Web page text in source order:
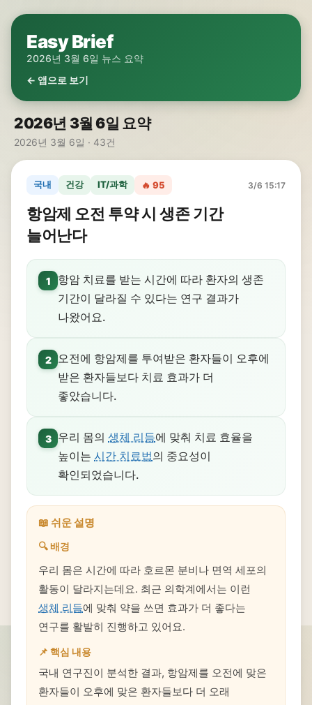
Easy Brief
2026년 3월 6일 뉴스 요약
← 앱으로 보기
2026년 3월 6일 요약
2026년 3월 6일 · 43건
국내 건강 IT/과학 🔥 95 3/6 15:17
항암제 오전 투약 시 생존 기간
늘어난다
1
항암 치료를 받는 시간에 따라 환자의 생존
기간이 달라질 수 있다는 연구 결과가
나왔어요.
2
오전에 항암제를 투여받은 환자들이 오후에
받은 환자들보다 치료 효과가 더
좋았습니다.
3 우리 몸의 생체 리듬에 맞춰 치료 효율을
높이는 시간 치료법의 중요성이
확인되었습니다.
📖 쉬운 설명
🔍 배경
우리 몸은 시간에 따라 호르몬 분비나 면역 세포의
활동이 달라지는데요. 최근 의학계에서는 이런
생체 리듬에 맞춰 약을 쓰면 효과가 더 좋다는
연구를 활발히 진행하고 있어요.
📌 핵심 내용
국내 연구진이 분석한 결과, 항암제를 오전에 맞은
환자들이 오후에 맞은 환자들보다 더 오래